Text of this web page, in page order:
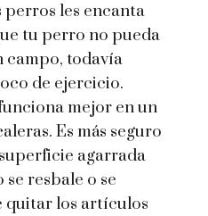
les encanta
tu perro no pueda
campo, todavía
de ejercicio.
mejor en un
Es más seguro
agarrada
resbale o se
quitar los artículos